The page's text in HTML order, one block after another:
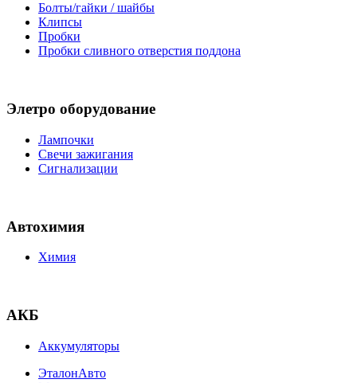
Болты/гайки / шайбы
Клипсы
Пробки
Пробки сливного отверстия поддона
Элетро оборудование
Лампочки
Свечи зажигания
Сигнализации
Автохимия
Химия
АКБ
Аккумуляторы
ЭталонАвто